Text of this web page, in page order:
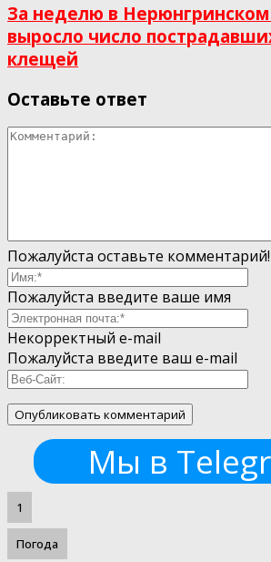
За неделю в
выросло число
клещей
Оставьте ответ
Пожалуйста оставьте комментарий!
Пожалуйста введите ваше имя
Некорректный e-mail
Пожалуйста введите ваш e-mail
Мы в
1
Погода